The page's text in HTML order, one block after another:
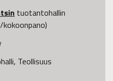
tuotantohallin
Teollisuus